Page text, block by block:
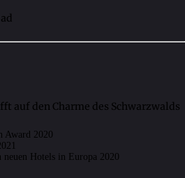
auf den Charme des Schwarzwalds
Award 2020
neuen Hotels in Europa 2020